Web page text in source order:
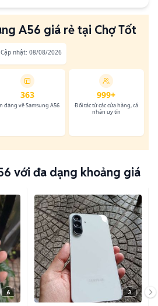
A56 giá rẻ tại Chợ Tốt
Cập nhật: 08/08/2026
363
đăng về Samsung A56
999+
Đối tác từ các cửa hàng, cá
nhân uy tín
với đa dạng khoảng giá
6 3